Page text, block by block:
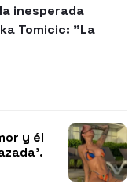
inesperada
Tomicic: "La
y él